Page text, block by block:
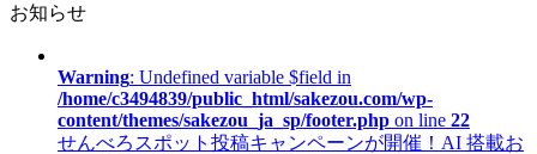
お知らせ
Warning: Undefined variable $field in
/home/c3494839/public_html/sakezou.com/wp-
content/themes/sakezou_ja_sp/footer.php on line 22
せんべろスポット投稿キャンペーンが開催！AI 搭載お